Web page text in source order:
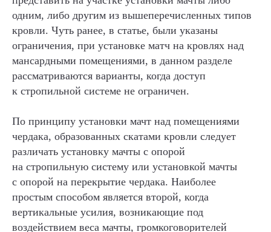
одним, либо другим из вышеперечисленных типов
кровли. Чуть ранее, в статье, были указаны
ограничения, при установке матч на кровлях над
мансардными помещениями, в данном разделе
рассматриваются варианты, когда доступ
к стропильной системе не ограничен.
По принципу установки мачт над помещениями
чердака, образованных скатами кровли следует
различать установку мачты с опорой
на стропильную систему или установкой мачты
с опорой на перекрытие чердака. Наиболее
простым способом является второй, когда
вертикальные усилия, возникающие под
воздействием веса мачты, громкоговорителей